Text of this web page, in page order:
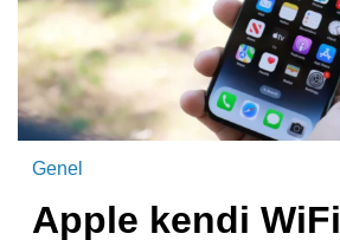
Genel
Apple kendi WiFi